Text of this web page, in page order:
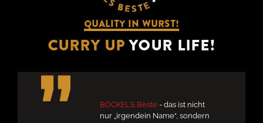
QUALITY IN WURST!
CURRY UP YOUR LIFE!
BÖCKELS Beste - das ist nicht
nur „irgendein Name“, sondern